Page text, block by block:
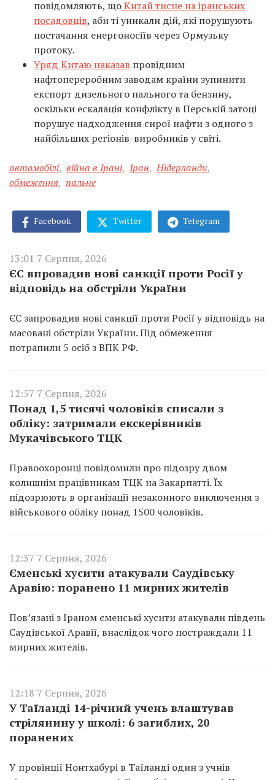
повідомляють, щоКитай тисне на іранських
посадовців, аби ті уникали дій, які порушують
постачання енергоносіїв через Ормузьку
протоку.
Уряд Китаю наказав провідним
нафтопереробним заводам країни зупинити
експорт дизельного пального та бензину,
оскільки ескалація конфлікту в Перській затоці
порушує надходження сирої нафти з одного з
найбільших регіонів-виробників у світі.
автомобілі, війна в Ірані, Іран, Нідерланди,
обмеження, пальне
Facebook Twitter Telegram
13:01 7 Серпня, 2026
ЄС впровадив нові санкції проти Росії у
відповідь на обстріли України
ЄС запровадив нові санкції проти Росії у відповідь на
масовані обстріли України. Під обмеження
потрапили 5 осіб з ВПК РФ.
12:57 7 Серпня, 2026
Понад 1,5 тисячі чоловіків списали з
обліку: затримали екскерівників
Мукачівського ТЦК
Правоохоронці повідомили про підозру двом
колишнім працівникам ТЦК на Закарпатті. Їх
підозрюють в організації незаконного виключення з
військового обліку понад 1500 чоловіків.
12:37 7 Серпня, 2026
Єменські хусити атакували Саудівську
Аравію: поранено 11 мирних жителів
Пов’язані з Іраном єменські хусити атакували південь
Саудівської Аравії, внаслідок чого постраждали 11
мирних жителів.
12:18 7 Серпня, 2026
У Таїланді 14-річний учень влаштував
стрілянину у школі: 6 загиблих, 20
поранених
У провінції Нонтхабурі в Таїланді один з учнів